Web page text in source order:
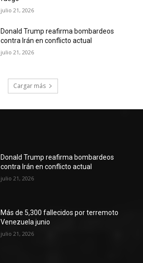
julio 21, 2026
Donald Trump reafirma bombardeos
contra Irán en conflicto actual
julio 21, 2026
Cargar más
Donald Trump reafirma bombardeos
contra Irán en conflicto actual
julio 21, 2026
Más de 5,300 fallecidos por terremoto
Venezuela junio
julio 21, 2026